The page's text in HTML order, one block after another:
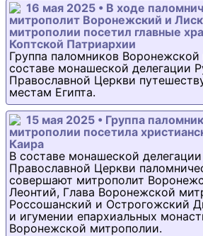
16 мая 2025 • В ходе
митрополит Воронежский и
митрополии посетил главные
Коптской Патриархии
Группа паломников
составе монашеской делегации
Православной Церкви
местам Египта.
15 мая 2025 • Группа
митрополии посетила
Каира
В составе монашеской
Православной Церкви
совершают митрополит
Леонтий, Глава Воронежской
Россошанский и Острогожский
и игумении епархиальных
Воронежской митрополии.